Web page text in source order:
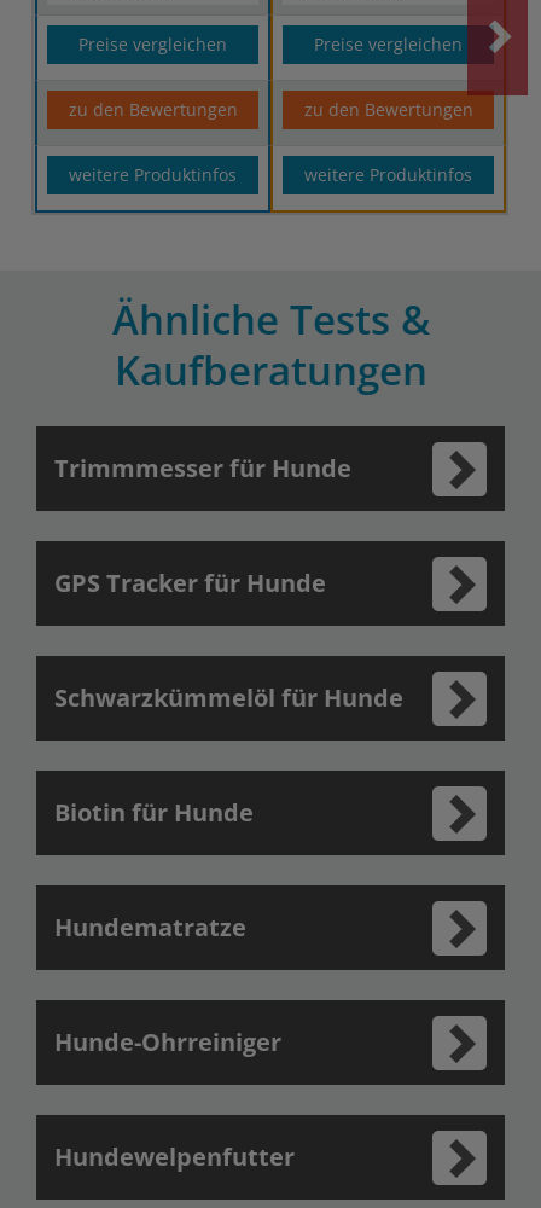
Preise vergleichen Preise vergleichen
zu den Bewertungen zu den Bewertungen
weitere Produktinfos weitere Produktinfos
Ähnliche Tests &
Kaufberatungen
Trimmmesser für Hunde
GPS Tracker für Hunde
Schwarzkümmelöl für Hunde
Biotin für Hunde
Hundematratze
Hunde-Ohrreiniger
Hundewelpenfutter